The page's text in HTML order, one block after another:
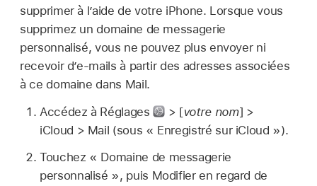
supprimer à l’aide de votre iPhone. Lorsque vous
supprimez un domaine de messagerie
personnalisé, vous ne pouvez plus envoyer ni
recevoir d’e-mails à partir des adresses associées
à ce domaine dans Mail.
Accédez à Réglages
> [votre nom] >
iCloud > Mail (sous « Enregistré sur iCloud »).
Touchez « Domaine de messagerie
personnalisé », puis Modifier en regard de